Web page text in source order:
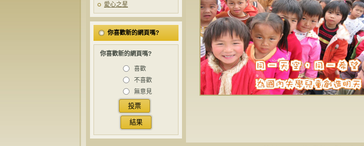
愛心之星
你喜歡新的網頁嗎?
你喜歡新的網頁嗎?
喜歡
不喜歡
無意見